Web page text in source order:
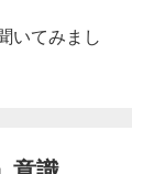
いてみまし